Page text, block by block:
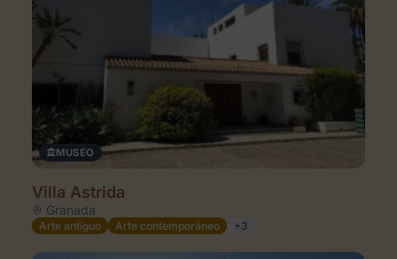
MUSEO
Villa Astrida
Granada
Arte antiguo Arte contemporáneo +3